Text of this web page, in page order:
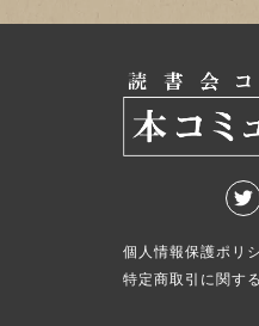
個人情報保護ポリ
特定商取引に関す